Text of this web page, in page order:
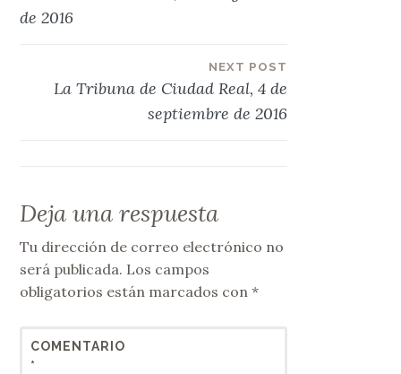
de
de 2016
NEXT POST
La Tribuna de Ciudad Real, 4 de
septiembre de 2016
Deja una respuesta
Tu dirección de correo electrónico no
será publicada. Los campos
obligatorios están marcados con*
COMENTARIO
*